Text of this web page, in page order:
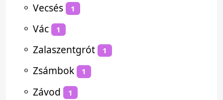
⚬ Vecsés 1
⚬ Vác 1
⚬ Zalaszentgrót 1
⚬ Zsámbok 1
⚬ Závod 1